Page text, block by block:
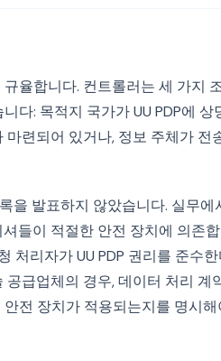
율합니다. 컨트롤러는 세 가지
다: 목적지 국가가 UU PDP에 상
련되어 있거나, 정보 주체가 전
발표하지 않았습니다. 실무에
들이 적절한 안전 장치에 의존
처리자가 UU PDP 권리를 준수
급업체의 경우, 데이터 처리 계
전 장치가 적용되는지를 명시해